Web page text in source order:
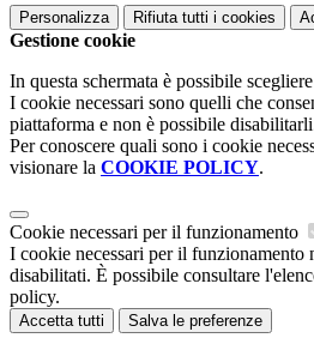
Personalizza Rifiuta tutti i cookies
Gestione cookie
In questa schermata è possibile
I cookie necessari sono quelli che
piattaforma e non è possibile
Per conoscere quali sono i cookie
visionare la COOKIE POLICY.
Cookie necessari per il funzionamento
I cookie necessari per il funzionamento
disabilitati. È possibile consultare
policy.
Accetta tutti Salva le preferenze